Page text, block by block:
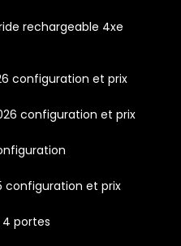
rechargeable 4xe
configuration et prix
configuration et prix
configuration et prix
portes